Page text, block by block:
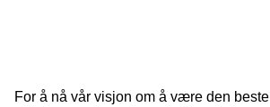
For å nå vår visjon om å være den beste